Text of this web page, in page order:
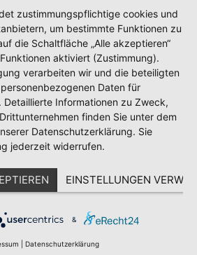
zustimmungspflichtige cookies und
um bestimmte Funktionen zu
die Schaltfläche „Alle akzeptieren“
aktiviert (Zustimmung).
verarbeiten wir und die beteiligten
Daten für
Informationen zu Zweck,
finden Sie unter dem
Datenschutzerklärung. Sie
jederzeit widerrufen.
EINSTELLUNGEN
&
Datenschutzerklärung